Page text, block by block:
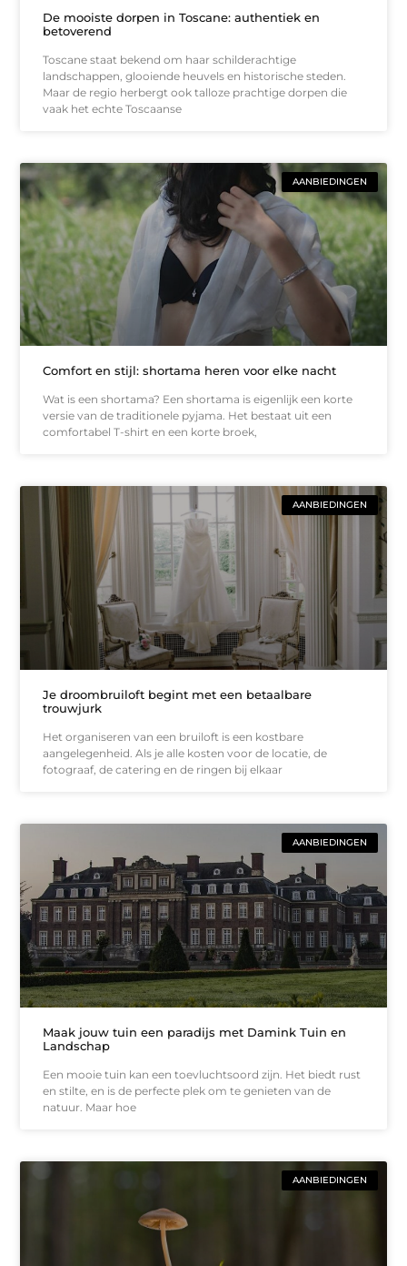
De mooiste dorpen in Toscane: authentiek en
betoverend
Toscane staat bekend om haar schilderachtige
landschappen, glooiende heuvels en historische steden.
Maar de regio herbergt ook talloze prachtige dorpen die
vaak het echte Toscaanse
AANBIEDINGEN
Comfort en stijl: shortama heren voor elke nacht
Wat is een shortama? Een shortama is eigenlijk een korte
versie van de traditionele pyjama. Het bestaat uit een
comfortabel T-shirt en een korte broek,
AANBIEDINGEN
Je droombruiloft begint met een betaalbare
trouwjurk
Het organiseren van een bruiloft is een kostbare
aangelegenheid. Als je alle kosten voor de locatie, de
fotograaf, de catering en de ringen bij elkaar
AANBIEDINGEN
Maak jouw tuin een paradijs met Damink Tuin en
Landschap
Een mooie tuin kan een toevluchtsoord zijn. Het biedt rust
en stilte, en is de perfecte plek om te genieten van de
natuur. Maar hoe
AANBIEDINGEN